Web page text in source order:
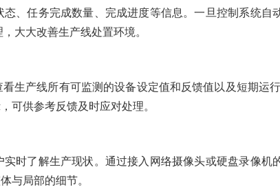
、任务完成数量、完成进度等信息。一旦控制系统自
大大改善生产线处置环境。
生产线所有可监测的设备设定值和反馈值以及短期运
可供参考反馈及时应对处理。
时了解生产现状。通过接入网络摄像头或硬盘录像机
与局部的细节。